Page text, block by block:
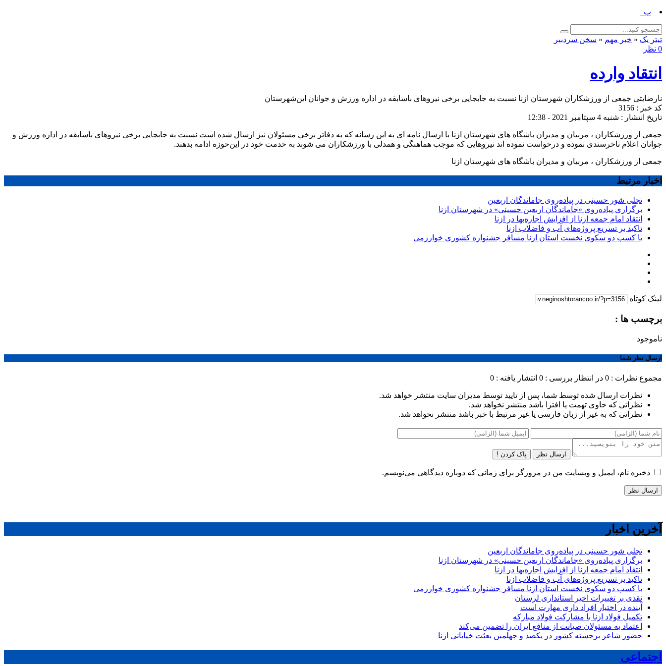
برگزاری پیاده‌ر_
تیتر یک « خبر مهم « سخن سردبیر
0 نظر
انتقاد وارده
نارضایتی جمعی از ورزشکاران شهرستان ازنا نسبت به جابجایی برخی نیروهای باسابقه در اداره ورزش و جوانان این‌شهرستان
کد خبر : 3156
تاریخ انتشار : شنبه 4 سپتامبر 2021 - 12:38
جمعی از ورزشکاران ، مربیان و مدیران باشگاه های شهرستان ازنا با ارسال نامه ای به این رسانه که به دفاتر برخی مسئولان نیز ارسال شده است نسبت به جابجایی برخی نیروهای باسابقه در اداره ورزش و
جوانان اعلام ‌ناخرسندی نموده و درخواست نموده اند نیروهایی که موجب هماهنگی و همدلی با ورزشکاران می شوند به خدمت خود در این‌حوزه ادامه بدهند.
جمعی از ورزشکاران ، مربیان و مدیران باشگاه های شهرستان ازنا
اخبار مرتبط
تجلی شور حسینی در پیاده‌روی جاماندگان اربعین
برگزاری پیاده‌روی «جاماندگان اربعین حسینی» در شهرستان ازنا
انتقاد امام جمعه ازنا از افزایش اجاره‌بها در ازنا
تاکید بر تسریع پروژه‌های آب و فاضلاب ازنا
با کسب دو سکوی نخست استان ازنا مسافر جشنواره کشوری خوارزمی
لینک کوتاه
برچسب ها :
ناموجود
ارسال نظر شما
مجموع نظرات : 0 در انتظار بررسی : 0 انتشار یافته : 0
نظرات ارسال شده توسط شما، پس از تایید توسط مدیران سایت منتشر خواهد شد.
نظراتی که حاوی تهمت یا افترا باشد منتشر نخواهد شد.
نظراتی که به غیر از زبان فارسی یا غیر مرتبط با خبر باشد منتشر نخواهد شد.
ارسال نظر پاک کردن !
ذخیره نام، ایمیل و وبسایت من در مرورگر برای زمانی که دوباره دیدگاهی می‌نویسم.
آخرین اخبار
تجلی شور حسینی در پیاده‌روی جاماندگان اربعین
برگزاری پیاده‌روی «جاماندگان اربعین حسینی» در شهرستان ازنا
انتقاد امام جمعه ازنا از افزایش اجاره‌بها در ازنا
تاکید بر تسریع پروژه‌های آب و فاضلاب ازنا
با کسب دو سکوی نخست استان ازنا مسافر جشنواره کشوری خوارزمی
نقدی بر تغییرات اخیر استانداری لرستان
آینده در اختیار افراد داری مهارت است
تکمیل فولاد ازنا با مشارکت فولاد مبارکه
اعتماد به مسئولان صیانت از منافع ایران را تضمین می‌کند
حضور شاعر برجسته کشور در یکصد و چهلمین بعثت خیابانی ازنا
اجتماعی